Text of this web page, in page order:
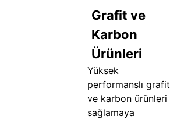
Grafit ve
Karbon
Ürünleri
Yüksek
performanslı grafit
ve karbon ürünleri
sağlamaya